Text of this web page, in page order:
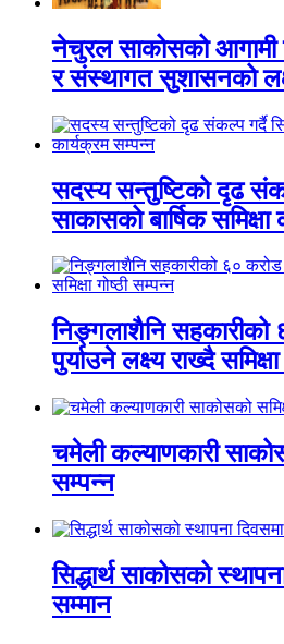
नेचुरल साकोसको आगामी
र संस्थागत सुशासनको
सदस्य सन्तुष्टिको दृढ
साकासको बार्षिक
निङ्गलाशैनि सहकारीको
पुर्याउने लक्ष्य राख्दै
चमेली कल्याणकारी
सम्पन्न
सिद्धार्थ साकोसको
सम्मान